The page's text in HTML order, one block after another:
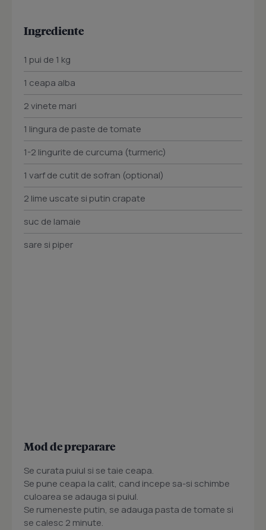
Ingrediente
1 pui de 1 kg
1 ceapa alba
2 vinete mari
1 lingura de paste de tomate
1-2 lingurite de curcuma (turmeric)
1 varf de cutit de sofran (optional)
2 lime uscate si putin crapate
suc de lamaie
sare si piper
Mod de preparare
Se curata puiul si se taie ceapa.
Se pune ceapa la calit, cand incepe sa-si schimbe
culoarea se adauga si puiul.
Se rumeneste putin, se adauga pasta de tomate si
se calesc 2 minute.